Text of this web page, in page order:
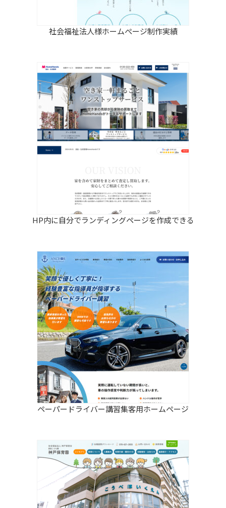
社会福祉法人様ホームぺージ制作実績
HP内に自分でランディングページを作成できる
ペーパードライバー講習集客用ホームページ